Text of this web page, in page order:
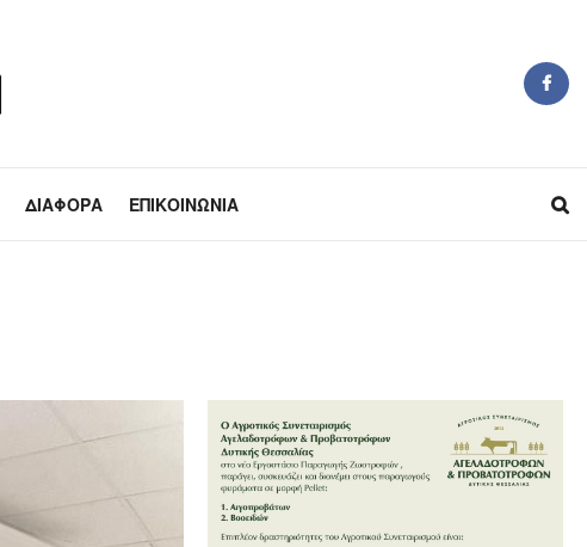
ΔΙΆΦΟΡΑ ΕΠΙΚΟΙΝΩΝΊΑ